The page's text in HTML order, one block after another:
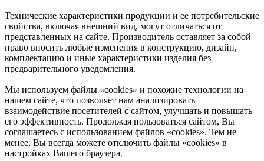
Технические характеристики продукции и ее потребительские
свойства, включая внешний вид, могут отличаться от
представленных на сайте. Производитель оставляет за собой
право вносить любые изменения в конструкцию, дизайн,
комплектацию и иные характеристики изделия без
предварительного уведомления.
Мы используем файлы «cookies» и похожие технологии на
нашем сайте, что позволяет нам анализировать
взаимодействие посетителей с сайтом, улучшать и повышать
его эффективность. Продолжая пользоваться сайтом, Вы
соглашаетесь с использованием файлов «cookies». Тем не
менее, Вы всегда можете отключить файлы «cookies» в
настройках Вашего браузера.